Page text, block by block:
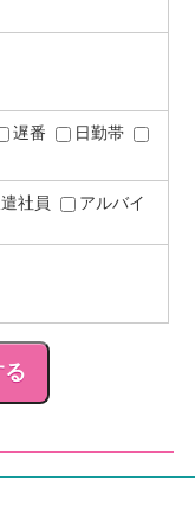
遅番
日勤帯
社員
アルバイ